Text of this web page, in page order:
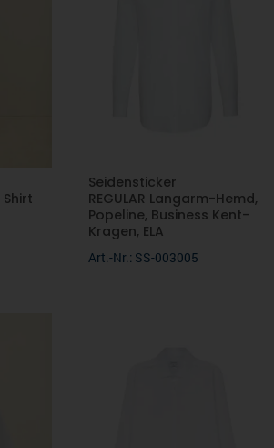
Seidensticker
REGULAR Langarm-Hemd,
Popeline, Business Kent-
Kragen, ELA
Art.-Nr.: SS-003005